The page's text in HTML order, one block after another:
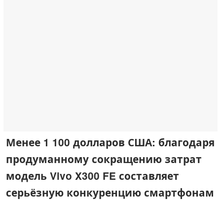
Менее 1 100 долларов США: благодаря
продуманному сокращению затрат
модель Vivo X300 FE составляет
серьёзную конкуренцию смартфонам